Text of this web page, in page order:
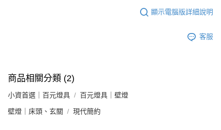
顯示電腦版詳細說明
客服
商品相關分類 (2)
小資首選｜百元燈具 百元燈具｜壁燈
壁燈｜床頭、玄關 現代簡約